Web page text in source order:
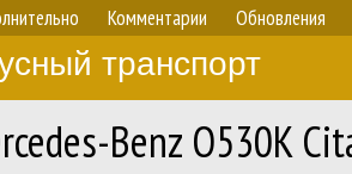
Комментарии Обновления
транспорт
Benz O530K